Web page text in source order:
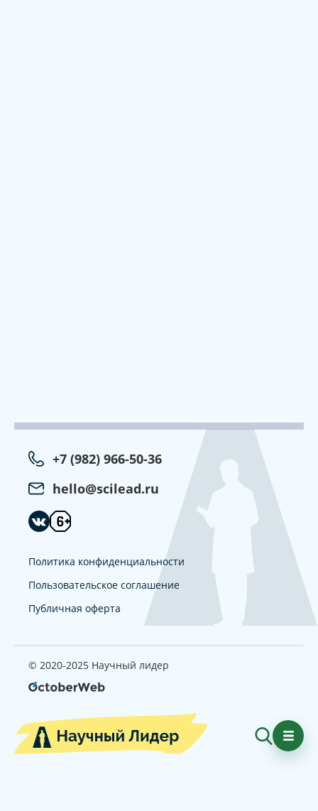
+7 (982) 966-50-36
hello@scilead.ru
Политика конфиденциальности
Пользовательское соглашение
Публичная оферта
© 2020-2025 Научный лидер